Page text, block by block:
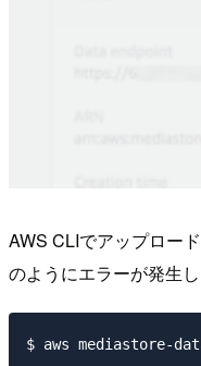
AWS CLIでアップロー
のようにエラーが発生し
$ aws mediastore-